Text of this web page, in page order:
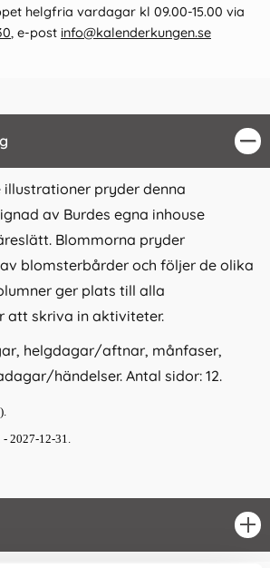
helgfria vardagar kl 09.00-15.00 via
, e-post info@kalenderkungen.se
pryder denna
av Burdes egna inhouse
Blommorna pryder
blomsterbårder och följer de olika
ger plats till alla
att skriva in aktiviteter.
helgdagar/aftnar, månfaser,
händelser. Antal sidor: 12.
2027-12-31.